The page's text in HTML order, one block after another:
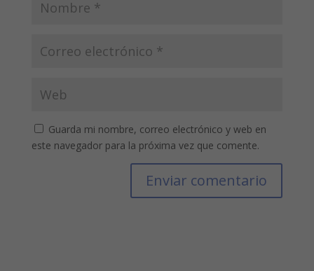
Guarda mi nombre, correo electrónico y web en
este navegador para la próxima vez que comente.